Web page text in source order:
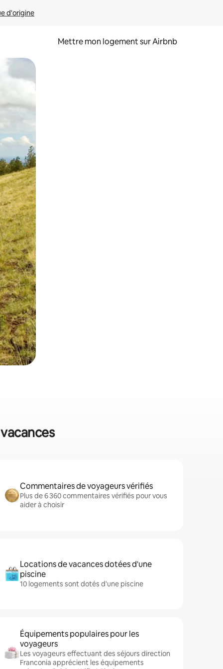
d'origine
Mettre mon logement sur Airbnb
glisser.
Commentaires de voyageurs vérifiés
Plus de 6 360 commentaires vérifiés pour vous
aider à choisir
Locations de vacances dotées d'une
piscine
10 logements sont dotés d'une piscine
Équipements populaires pour les
voyageurs
Les voyageurs effectuant des séjours direction
Franconia apprécient les équipements